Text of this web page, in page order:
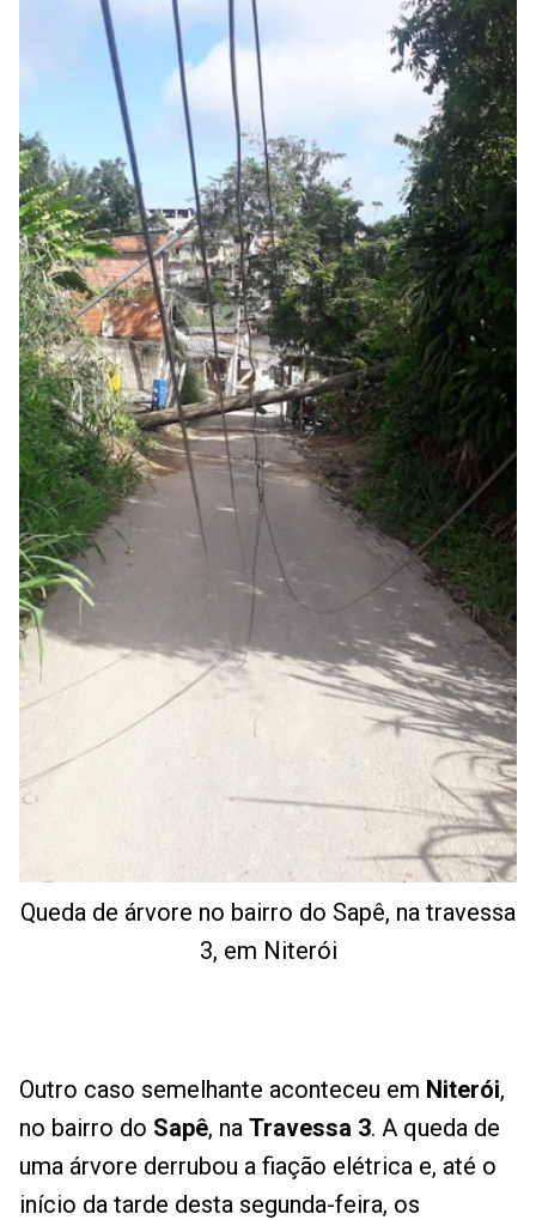
Queda de árvore no bairro do Sapê, na travessa
3, em Niterói
Outro caso semelhante aconteceu em Niterói,
no bairro do Sapê, na Travessa 3. A queda de
uma árvore derrubou a fiação elétrica e, até o
início da tarde desta segunda-feira, os